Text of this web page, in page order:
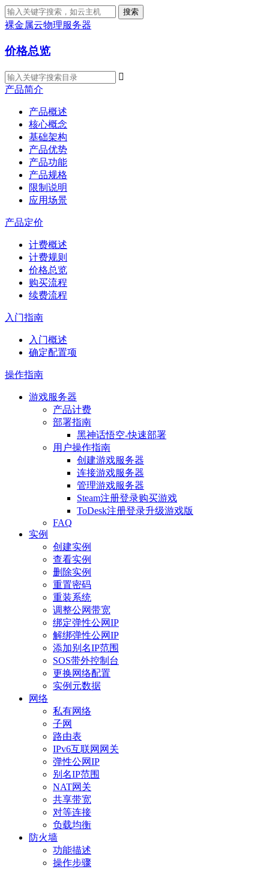
搜索
裸金属云物理服务器
价格总览

产品简介
产品概述
核心概念
基础架构
产品优势
产品功能
产品规格
限制说明
应用场景
产品定价
计费概述
计费规则
价格总览
购买流程
续费流程
入门指南
入门概述
确定配置项
操作指南
游戏服务器
产品计费
部署指南
黑神话悟空-快速部署
用户操作指南
创建游戏服务器
连接游戏服务器
管理游戏服务器
Steam注册登录购买游戏
ToDesk注册登录升级游戏版
FAQ
实例
创建实例
查看实例
删除实例
重置密码
重装系统
调整公网带宽
绑定弹性公网IP
解绑弹性公网IP
添加别名IP范围
SOS带外控制台
更换网络配置
实例元数据
网络
私有网络
子网
路由表
IPv6互联网网关
弹性公网IP
别名IP范围
NAT网关
共享带宽
对等连接
负载均衡
防火墙
功能描述
操作步骤